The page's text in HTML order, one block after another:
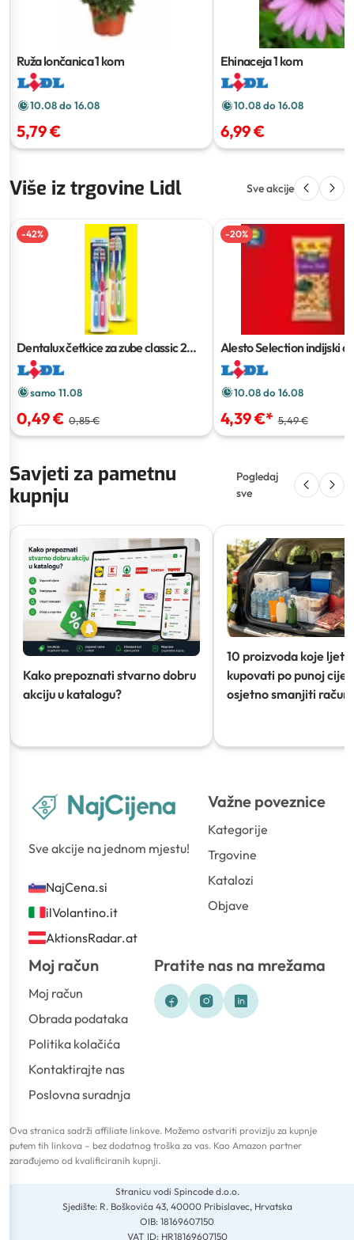
Ruža lončanica1 kom
10.08 do 16.08
5,79 €
Ehinaceja1 kom
10.08 do 16.08
6,99 €
Više iz trgovine Lidl Sve akcije
-42%
Dentalux četkice za zube classic2
kom
samo 11.08
0,49 € 0,85 €
-20%
Alesto Selection indijski
500 g
10.08 do 16.08
4,39 €* 5,49 €
Savjeti za pametnu
kupnju
Pogledaj
sve
Kako prepoznati stvarno dobru
akciju u katalogu?
10 proizvoda koje ljeti
kupovati po punoj
osjetno smanjiti račun)
Sve akcije na jednom mjestu!
NajCena.si
ilVolantino.it
AktionsRadar.at
Važne poveznice
Kategorije
Trgovine
Katalozi
Objave
Moj račun
Moj račun
Obrada podataka
Politika kolačića
Kontaktirajte nas
Poslovna suradnja
Pratite nas na mrežama
Ova stranica sadrži affiliate linkove. Možemo ostvariti proviziju za kupnje
putem tih linkova – bez dodatnog troška za vas. Kao Amazon partner
zarađujemo od kvalificiranih kupnji.
Stranicu vodi Spincode d.o.o.
Sjedište: R. Boškovića 43, 40000 Pribislavec, Hrvatska
OIB: 18169607150
VAT ID: HR18169607150